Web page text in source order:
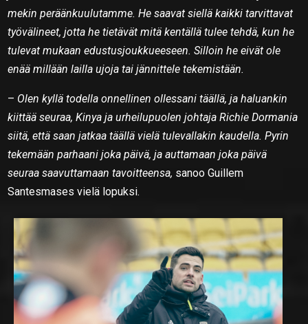
mekin peräänkuulutamme. He saavat siellä kaikki tarvittavat
työvälineet, jotta he tietävät mitä kentällä tulee tehdä, kun he
tulevat mukaan edustusjoukkueeseen. Silloin he eivät ole
enää millään lailla ujoja tai jännittele tekemistään.
– Olen kyllä todella onnellinen ollessani täällä, ja haluankin
kiittää seuraa, Kinya ja urheilupuolen johtaja Richie Dormania
siitä, että saan jatkaa täällä vielä tulevallakin kaudella. Pyrin
tekemään parhaani joka päivä, ja auttamaan joka päivä
seuraa saavuttamaan tavoitteensa, sanoo Guillem
Santesmases vielä lopuksi.